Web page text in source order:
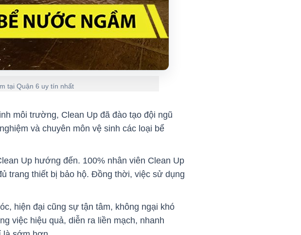
tại Quận 6 uy tín nhất
môi trường, Clean Up đã đào tạo đội ngũ
và chuyên môn vệ sinh các loại bể
Up hướng đến. 100% nhân viên Clean Up
trang thiết bị bảo hộ. Đồng thời, việc sử dụng
hiện đại cũng sự tận tâm, không ngại khó
việc hiệu quả, diễn ra liền mạch, nhanh